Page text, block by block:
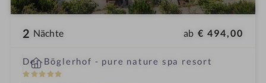
2 Nächte ab € 494,00
Der Böglerhof - pure nature spa resort
5
i
n